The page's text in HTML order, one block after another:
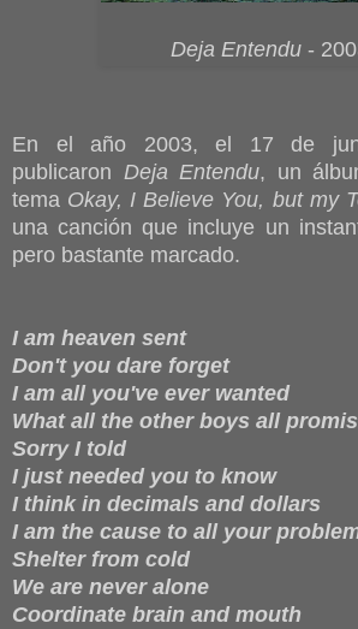
Deja Entendu-
En el año 2003, el 17 de
publicaron Deja Entendu, un
tema Okay, I Believe You, but my
una canción que incluye un
pero bastante marcado.
I am heaven sent
Don't you dare forget
I am all you've ever wanted
What all the other boys all
Sorry I told
I just needed you to know
I think in decimals and dollars
I am the cause to all your
Shelter from cold
We are never alone
Coordinate brain and mouth